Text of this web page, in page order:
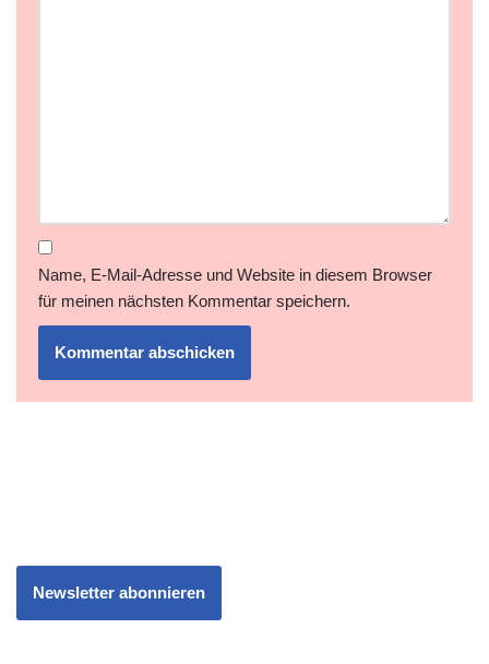
Name, E-Mail-Adresse und Website in diesem Browser
für meinen nächsten Kommentar speichern.
Newsletter abonnieren